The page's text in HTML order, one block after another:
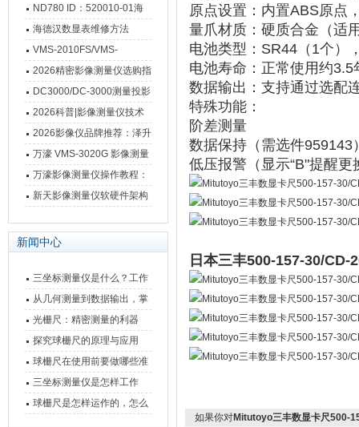
ND780 ID：520010-01海
德汉数显表故障维修内容
海德汉数显表维修方法
VMS-2010FS/VMS-
3020FS/VMS-4030FS手动
影像测量仪技术参数
2026精密影像测量仪选购指
南 靠谱品牌一站式选型推荐
DC3000/DC-3000测量投影
仪万濠数据处理器数显表故
障维修方法
2026科普|影像测量仪技术
原理、分类及选型应用
2026影像仪品牌推荐：泽升
影像测量仪选型指南
万濠 VMS-3020G 影像测量
仪技术规格与应用解析
万濠影像测量仪操作教程：
从开机到出报告，新手也能
新天影像测量仪软硬件架构
新闻中心
三坐标测量仪是什么？工作
原理、分类与核心功能一次
讲清
从几何测量到数据输出，掌
握万濠影像测量仪的六大核
心能力
光栅尺：精密测量的利器
探究球栅尺的原理与应用
球栅尺在使用前要做哪些准
备工作？
三坐标测量仪是怎样工作
的，功能有什么优势？
球栅尺是怎样运作的，怎么
原点设置 ：内置ABS原点
量爪材质 ：硬质合金（适
电池类型 ：SR44（1个）
电池寿命 ：正常使用约
数据输出 ：支持通过选配
特殊功能 ‌：
阶差测量
数据保持（需选件959143
低压报警（显示“B"提醒更
日本三丰500-157-30/CD-
如果你对Mitutoyo三丰数显卡尺500-